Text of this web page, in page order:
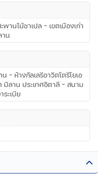
านไม้ชาเปล – เขตเมืองเก่า
าน
- ห้างกัลเลรีอาวิตโตรีโยเอ
มิลาน ประเทศอิตาลี - สนาม
ะเบีย